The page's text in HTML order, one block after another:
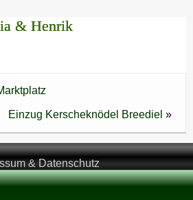
& Henrik
Einzug Kerscheknödel Breediel »
& Datenschutz